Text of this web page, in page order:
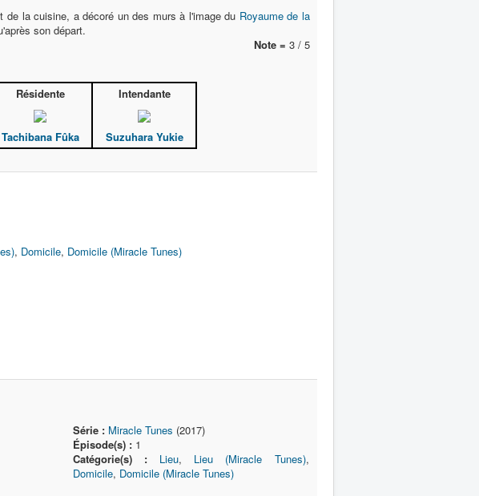
de la cuisine, a décoré un des murs à l'image du Royaume de la
son départ.
Note = 3 / 5
Résidente
Tachibana Fûka
Intendante
Suzuhara Yukie
, Domicile, Domicile (Miracle Tunes)
Série : Miracle Tunes (2017)
Épisode(s) :1
Catégorie(s) :
Lieu, Lieu (Miracle Tunes),
Domicile, Domicile (Miracle Tunes)